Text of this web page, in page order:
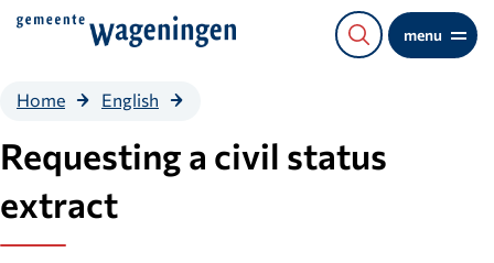
Direct
content
menu
Home English
extract
Requesting a civil status
extract